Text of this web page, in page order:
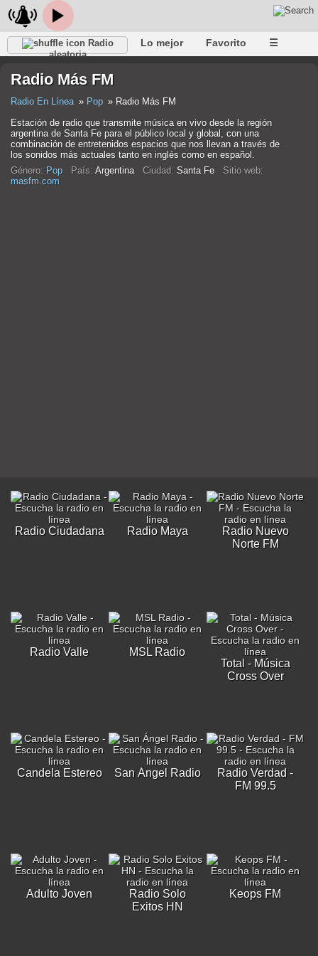
Radio
aleatoria
Lo mejor Favorito ☰
Radio Más FM
Radio En Línea Pop
Radio Más FM
Estación de radio que transmite música en vivo desde la región
argentina de Santa Fe para el público local y global, con una
combinación de entretenidos espacios que nos llevan a través de
los sonidos más actuales tanto en inglés como en español.
Género: Pop País: Argentina Ciudad: Santa Fe Sitio web:
masfm.com
Radio Ciudadana Radio Maya
Radio Nuevo
Norte FM
Radio Valle
MSL Radio
Total - Música
Cross Over
Candela Estereo San Ángel Radio
Radio Verdad -
FM 99.5
Adulto Joven
Radio Solo
Exitos HN
Keops FM